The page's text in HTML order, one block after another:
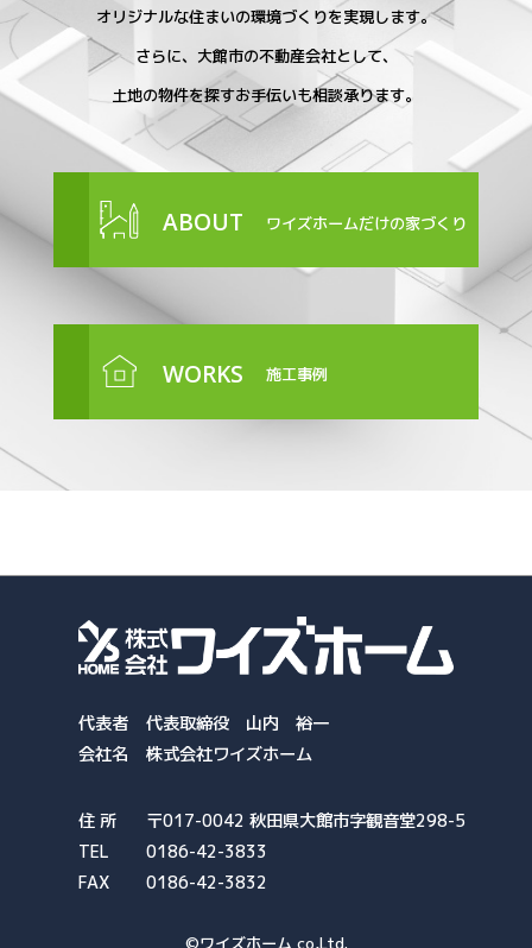
オリジナルな住まいの環境づくりを実現します。
さらに、大館市の不動産会社として、
土地の物件を探すお手伝いも相談承ります。
ABOUT ワイズホームだけの家づくり
WORKS 施工事例
代表者
代表取締役 山内 裕一
会社名
株式会社ワイズホーム
住 所
〒017-0042 秋田県大館市字観音堂298-5
TEL
0186-42-3833
FAX
0186-42-3832
©ワイズホーム co,Ltd.